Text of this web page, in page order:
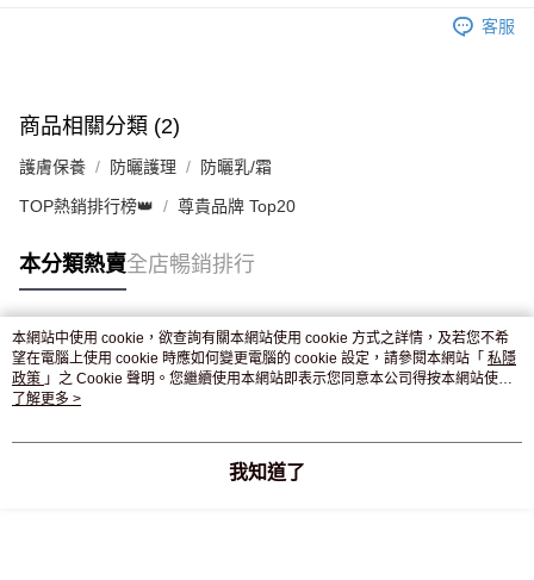
客服
商品相關分類 (2)
護膚保養 防曬護理 防曬乳/霜
TOP熱銷排行榜👑 尊貴品牌 Top20
本分類熱賣全店暢銷排行
熱門標籤
熱銷排行
本網站中使用 cookie，欲查詢有關本網站使用 cookie 方式之詳情，及若您不希
望在電腦上使用 cookie 時應如何變更電腦的 cookie 設定，請參閱本網站「 私隱
政策 」之 Cookie 聲明。您繼續使用本網站即表示您同意本公司得按本網站使用
條款之 Cookie 聲明使用 cookie。
了解更多 >
我知道了